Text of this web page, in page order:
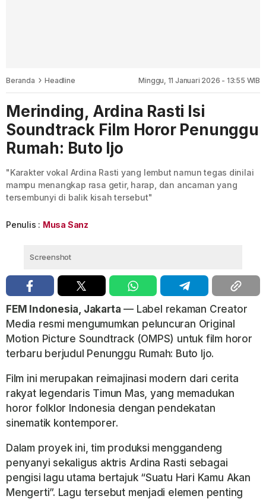
Beranda Headline Minggu, 11 Januari 2026 - 13:55 WIB
Merinding, Ardina Rasti Isi
Soundtrack Film Horor Penunggu
Rumah: Buto Ijo
"Karakter vokal Ardina Rasti yang lembut namun tegas dinilai
mampu menangkap rasa getir, harap, dan ancaman yang
tersembunyi di balik kisah tersebut"
Penulis : Musa Sanz
Screenshot
FEM Indonesia, Jakarta — Label rekaman Creator
Media resmi mengumumkan peluncuran Original
Motion Picture Soundtrack (OMPS) untuk film horor
terbaru berjudul Penunggu Rumah: Buto Ijo.
Film ini merupakan reimajinasi modern dari cerita
rakyat legendaris Timun Mas, yang memadukan
horor folklor Indonesia dengan pendekatan
sinematik kontemporer.
Dalam proyek ini, tim produksi menggandeng
penyanyi sekaligus aktris Ardina Rasti sebagai
pengisi lagu utama bertajuk “Suatu Hari Kamu Akan
Mengerti”. Lagu tersebut menjadi elemen penting